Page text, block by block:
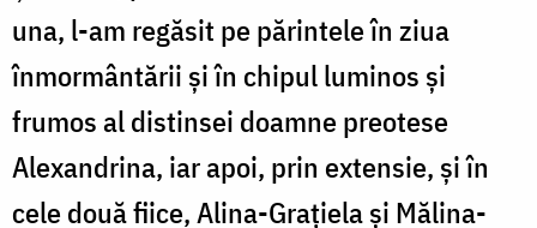
una, l-am regăsit pe părintele în ziua
înmormântării și în chipul luminos și
frumos al distinsei doamne preotese
Alexandrina, iar apoi, prin extensie, și în
cele două fiice, Alina-Grațiela și Mălina-